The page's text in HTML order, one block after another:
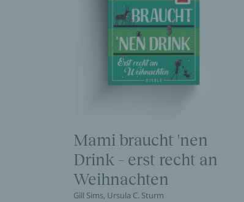
Mami braucht 'nen
Drink – erst recht an
Weihnachten
Gill Sims, Ursula C. Sturm